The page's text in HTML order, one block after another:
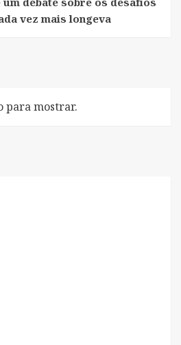
vez mais longeva
para mostrar.